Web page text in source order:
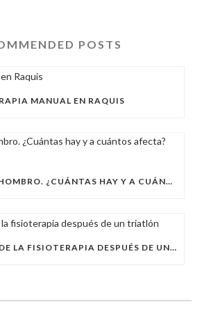
POSTS
MANUAL EN RAQUIS
PATOLOGÍAS DE HOMBRO. ¿CUÁNTAS HAY Y A CUÁNTOS AFECTA? ¿ERES UNO DE ELLOS?
LOS BENEFICIOS DE LA FISIOTERAPIA DESPUÉS DE UN TRIATLÓN